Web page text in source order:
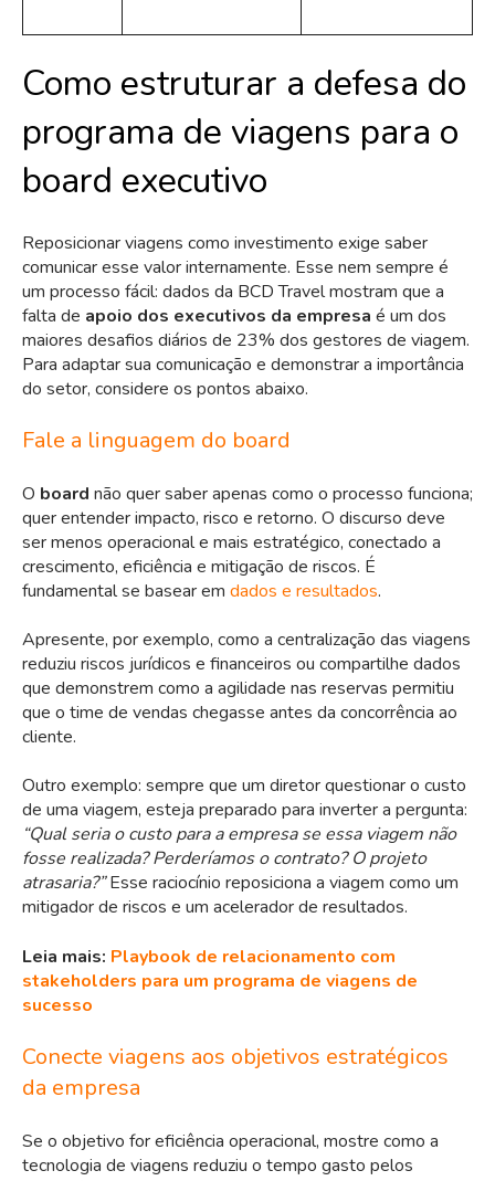
Como estruturar a defesa do
programa de viagens para o
board executivo
Reposicionar viagens como investimento exige saber
comunicar esse valor internamente. Esse nem sempre é
um processo fácil: dados da BCD Travel mostram que a
falta de apoio dos executivos da empresa é um dos
maiores desafios diários de 23% dos gestores de viagem.
Para adaptar sua comunicação e demonstrar a importância
do setor, considere os pontos abaixo.
Fale a linguagem do board
O board não quer saber apenas como o processo funciona;
quer entender impacto, risco e retorno. O discurso deve
ser menos operacional e mais estratégico, conectado a
crescimento, eficiência e mitigação de riscos. É
fundamental se basear em dados e resultados.
Apresente, por exemplo, como a centralização das viagens
reduziu riscos jurídicos e financeiros ou compartilhe dados
que demonstrem como a agilidade nas reservas permitiu
que o time de vendas chegasse antes da concorrência ao
cliente.
Outro exemplo: sempre que um diretor questionar o custo
de uma viagem, esteja preparado para inverter a pergunta:
“Qual seria o custo para a empresa se essa viagem não
fosse realizada? Perderíamos o contrato? O projeto
atrasaria?”Esse raciocínio reposiciona a viagem como um
mitigador de riscos e um acelerador de resultados.
Leia mais: Playbook de relacionamento com
stakeholders para um programa de viagens de
sucesso
Conecte viagens aos objetivos estratégicos
da empresa
Se o objetivo for eficiência operacional, mostre como a
tecnologia de viagens reduziu o tempo gasto pelos